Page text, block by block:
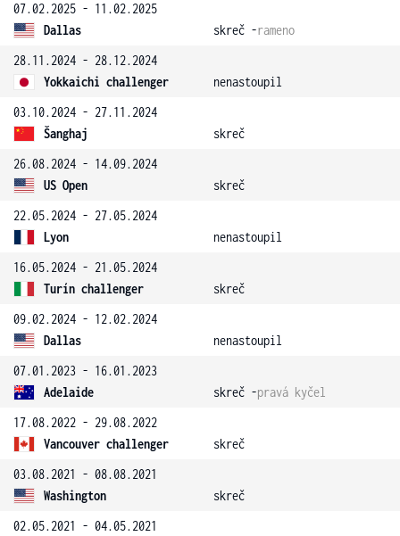
07.02.2025 - 11.02.2025
Dallas
skreč -rameno
28.11.2024 - 28.12.2024
Yokkaichi challenger
nenastoupil
03.10.2024 - 27.11.2024
Šanghaj
skreč
26.08.2024 - 14.09.2024
US Open
skreč
22.05.2024 - 27.05.2024
Lyon
nenastoupil
16.05.2024 - 21.05.2024
Turín challenger
skreč
09.02.2024 - 12.02.2024
Dallas
nenastoupil
07.01.2023 - 16.01.2023
Adelaide
skreč -pravá kyčel
17.08.2022 - 29.08.2022
Vancouver challenger
skreč
03.08.2021 - 08.08.2021
Washington
skreč
02.05.2021 - 04.05.2021